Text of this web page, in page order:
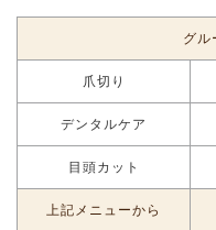
グル
爪切り
デンタルケア
目頭カット
上記メニューから